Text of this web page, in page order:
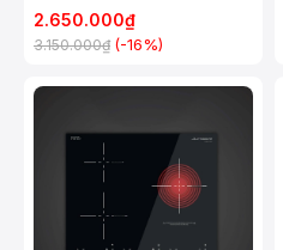
2.650.000₫
3.150.000₫ (-16%)